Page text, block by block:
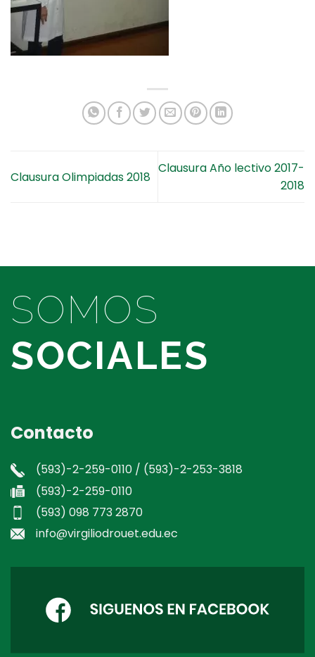
Clausura Olimpiadas 2018
Clausura Año lectivo 2017-
2018
SOMOS
SOCIALES
Contacto
(593)-2-259-0110 / (593)-2-253-3818
(593)-2-259-0110
(593) 098 773 2870
info@virgiliodrouet.edu.ec